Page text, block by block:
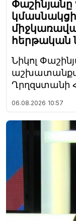
հերթական
Նիկոլ
Ղրղզստանի
06.08.2026 10:57